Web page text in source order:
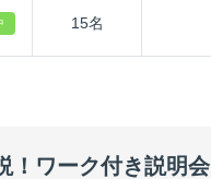
15名
！ワーク付き説明会